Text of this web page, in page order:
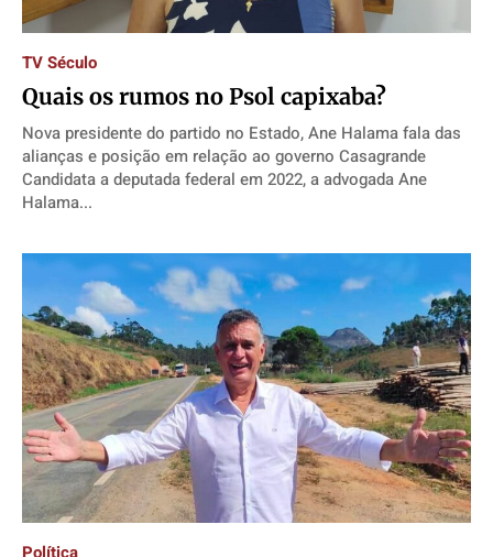
TV Século
Quais os rumos no Psol capixaba?
Nova presidente do partido no Estado, Ane Halama fala das
alianças e posição em relação ao governo Casagrande
Candidata a deputada federal em 2022, a advogada Ane
Halama...